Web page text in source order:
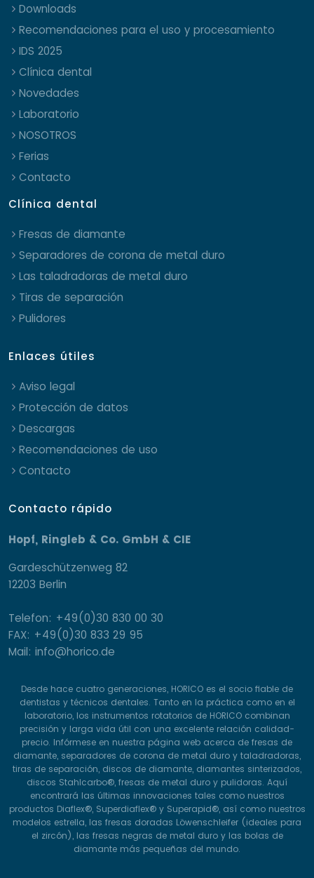
Downloads
Recomendaciones para el uso y procesamiento
IDS 2025
Clínica dental
Novedades
Laboratorio
NOSOTROS
Ferias
Contacto
Clínica dental
Fresas de diamante
Separadores de corona de metal duro
Las taladradoras de metal duro
Tiras de separación
Pulidores
Enlaces útiles
Aviso legal
Protección de datos
Descargas
Recomendaciones de uso
Contacto
Contacto rápido
Hopf, Ringleb & Co. GmbH & CIE
Gardeschützenweg 82
12203 Berlin
Telefon: +49(0)30 830 00 30
FAX: +49(0)30 833 29 95
Mail: info@horico.de
Desde hace cuatro generaciones, HORICO es el socio fiable de
dentistas y técnicos dentales. Tanto en la práctica como en el
laboratorio, los instrumentos rotatorios de HORICO combinan
precisión y larga vida útil con una excelente relación calidad-
precio. Infórmese en nuestra página web acerca de fresas de
diamante, separadores de corona de metal duro y taladradoras,
tiras de separación, discos de diamante, diamantes sinterizados,
discos Stahlcarbo®, fresas de metal duro y pulidoras. Aquí
encontrará las últimas innovaciones tales como nuestros
productos Diaflex®, Superdiaflex® y Superapid®, así como nuestros
modelos estrella, las fresas doradas Löwenschleifer (ideales para
el zircón), las fresas negras de metal duro y las bolas de
diamante más pequeñas del mundo.